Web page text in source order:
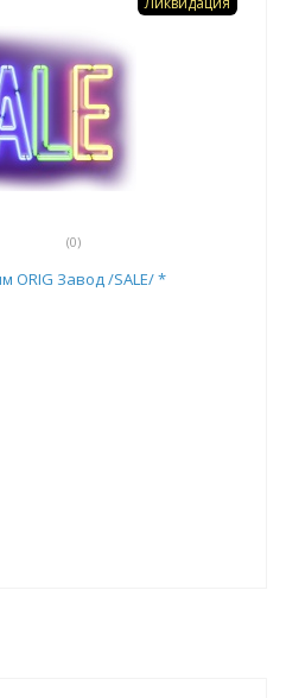
(0)
ORIG Завод /SALE/ *